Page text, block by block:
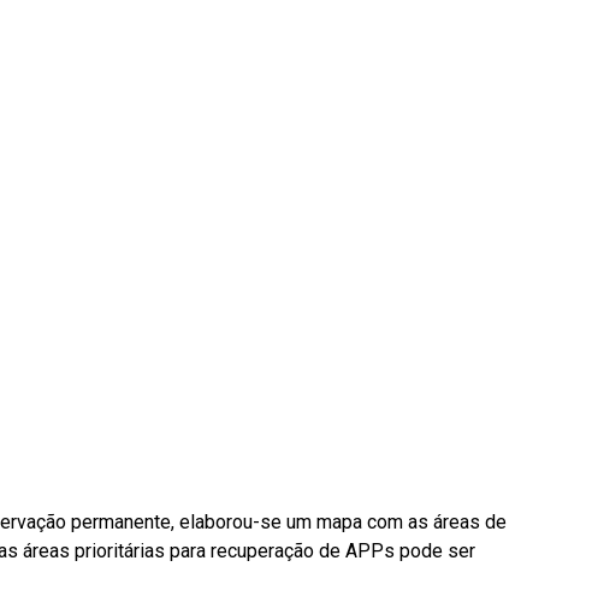
permanente, elaborou-se um mapa com as áreas de
áreas prioritárias para recuperação de APPs pode ser